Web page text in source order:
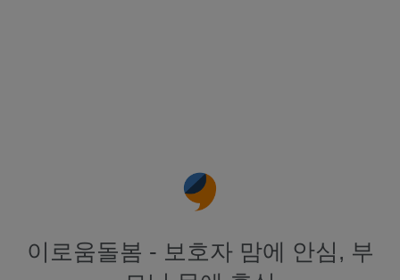
이로움돌봄 - 보호자 맘에 안심, 부